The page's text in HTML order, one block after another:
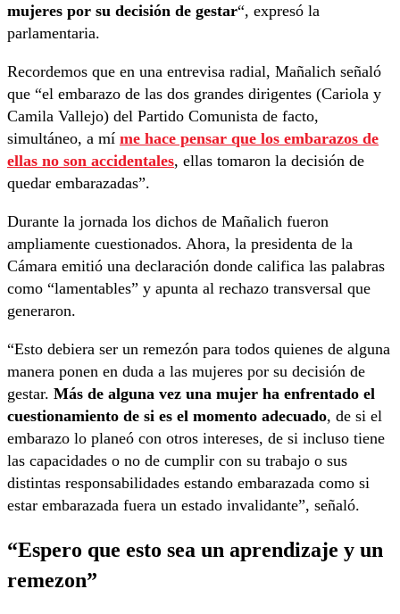
mujeres por su decisión de gestar“, expresó la
parlamentaria.
Recordemos que en una entrevisa radial, Mañalich señaló
que “el embarazo de las dos grandes dirigentes (Cariola y
Camila Vallejo) del Partido Comunista de facto,
simultáneo, a mí me hace pensar que los embarazos de
ellas no son accidentales, ellas tomaron la decisión de
quedar embarazadas”.
Durante la jornada los dichos de Mañalich fueron
ampliamente cuestionados. Ahora, la presidenta de la
Cámara emitió una declaración donde califica las palabras
como “lamentables” y apunta al rechazo transversal que
generaron.
“Esto debiera ser un remezón para todos quienes de alguna
manera ponen en duda a las mujeres por su decisión de
gestar. Más de alguna vez una mujer ha enfrentado el
cuestionamiento de si es el momento adecuado, de si el
embarazo lo planeó con otros intereses, de si incluso tiene
las capacidades o no de cumplir con su trabajo o sus
distintas responsabilidades estando embarazada como si
estar embarazada fuera un estado invalidante”, señaló.
“Espero que esto sea un aprendizaje y un
remezon”